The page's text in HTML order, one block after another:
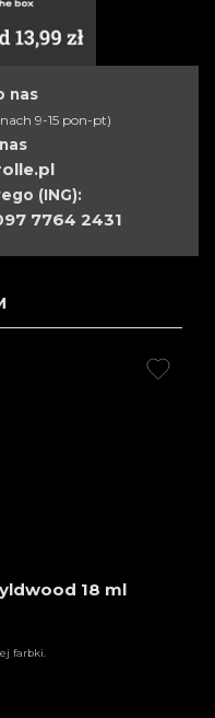
nas
9-15 pon-pt)
(ING):
7764 2431
18 ml
farbki.